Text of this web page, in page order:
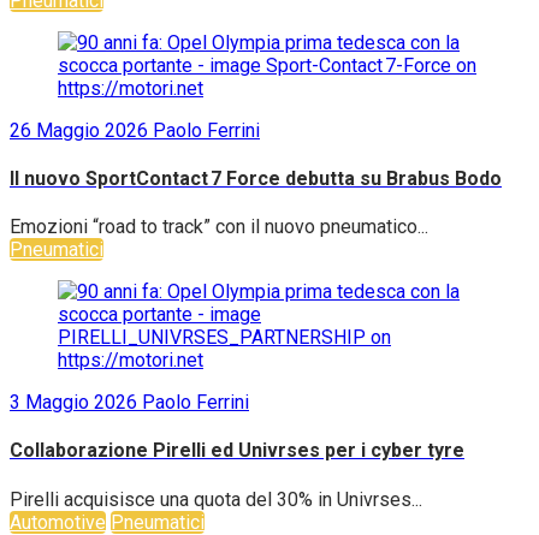
26 Maggio 2026 Paolo Ferrini
Il nuovo SportContact 7 Force debutta su Brabus Bodo
Emozioni “road to track” con il nuovo pneumatico...
Pneumatici
3 Maggio 2026 Paolo Ferrini
Collaborazione Pirelli ed Univrses per i cyber tyre
Pirelli acquisisce una quota del 30% in Univrses...
Automotive Pneumatici